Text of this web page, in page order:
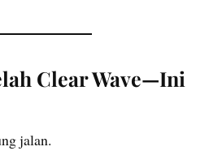
Clear Wave—Ini
jalan.